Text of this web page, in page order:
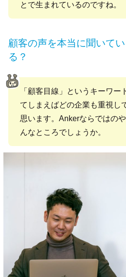
とで生まれているのですね。
顧客の声を本当に聞いて
る？
「顧客目線」というキーワー
てしまえばどの企業も重視し
思います。Ankerならではの
んなところでしょうか。